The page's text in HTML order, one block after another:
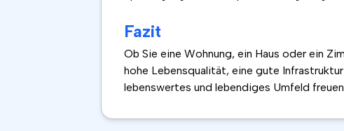
Fazit
Ob Sie eine Wohnung, ein Haus oder ein
hohe Lebensqualität, eine gute
lebenswertes und lebendiges Umfeld freuen.